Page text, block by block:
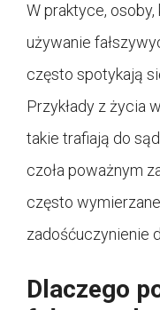
W praktyce,
używanie
często spotykają
Przykłady z życia
takie trafiają do
czoła poważnym
często
zadośćuczynienie
Dlaczego